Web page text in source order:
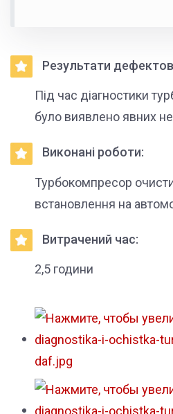
Результати
Під час діагностики
було виявлено явних
Виконані роботи:
Турбокомпресор
встановлення на
Витрачений час:
2,5 години